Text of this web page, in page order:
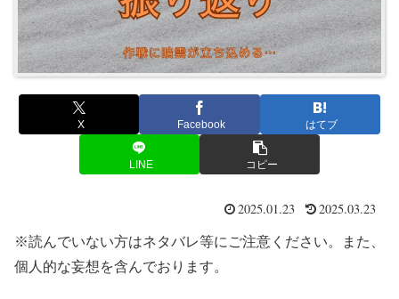
X Facebook はてブ
LINE コピー
2025.01.23 2025.03.23
※読んでいない方はネタバレ等にご注意ください。また、
個人的な妄想を含んでおります。